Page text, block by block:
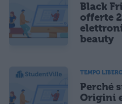
Black
offerte
beauty
TEMPO
Perché
Origini